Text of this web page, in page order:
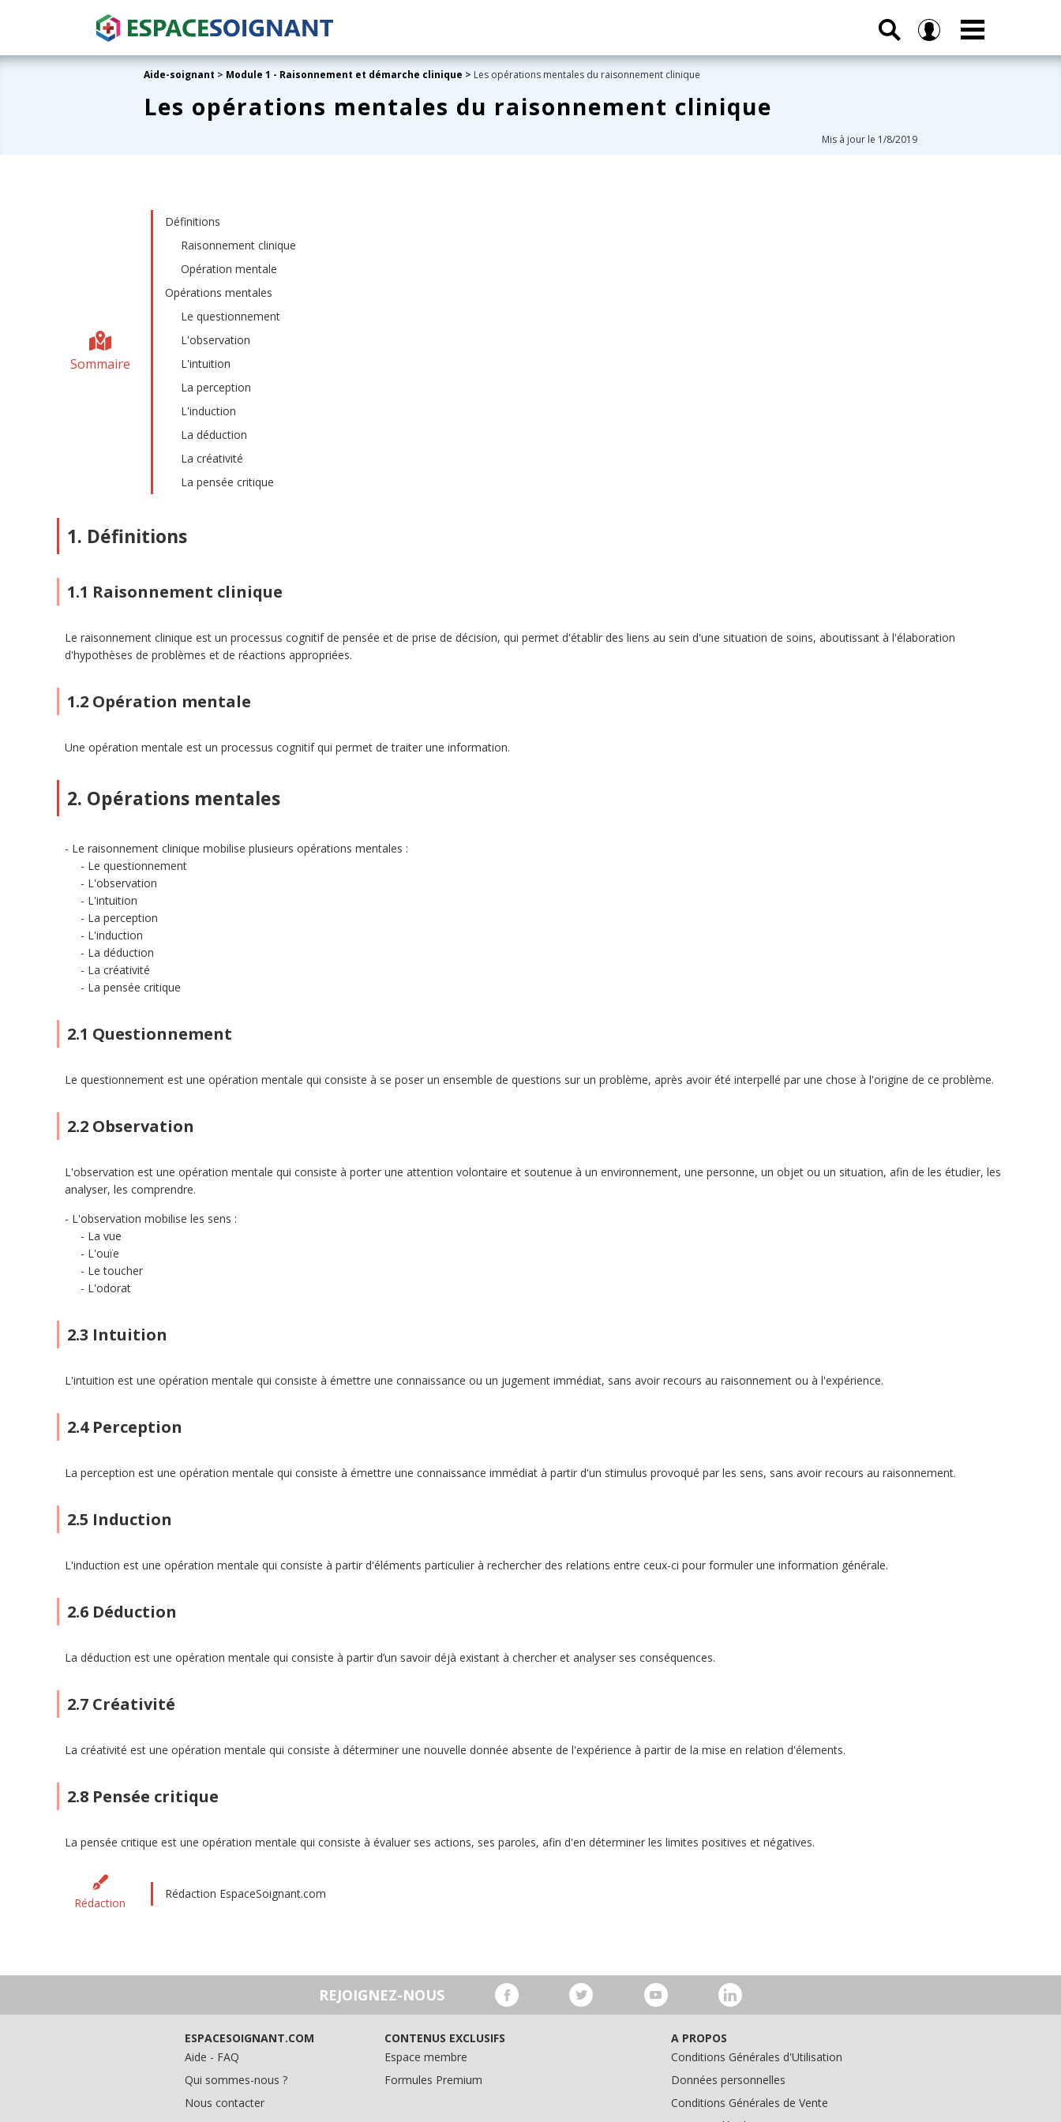
Aide-soignant > Module 1 - Raisonnement et démarche clinique > Les opérations mentales du raisonnement clinique
Les opérations mentales du raisonnement clinique
Mis à jour le 1/8/2019
Sommaire
Définitions
Raisonnement clinique
Opération mentale
Opérations mentales
Le questionnement
L'observation
L'intuition
La perception
L'induction
La déduction
La créativité
La pensée critique
1. Définitions
1.1 Raisonnement clinique
Le raisonnement clinique est un processus cognitif de pensée et de prise de décision, qui permet d'établir des liens au sein d'une situation de soins, aboutissant à l'élaboration
d'hypothèses de problèmes et de réactions appropriées.
1.2 Opération mentale
Une opération mentale est un processus cognitif qui permet de traiter une information.
2. Opérations mentales
Le raisonnement clinique mobilise plusieurs opérations mentales :
Le questionnement
L'observation
L'intuition
La perception
L'induction
La déduction
La créativité
La pensée critique
2.1 Questionnement
Le questionnement est une opération mentale qui consiste à se poser un ensemble de questions sur un problème, après avoir été interpellé par une chose à l'origine de ce problème.
2.2 Observation
L'observation est une opération mentale qui consiste à porter une attention volontaire et soutenue à un environnement, une personne, un objet ou un situation, afin de les étudier, les
analyser, les comprendre.
L'observation mobilise les sens :
La vue
L'ouïe
Le toucher
L'odorat
2.3 Intuition
L'intuition est une opération mentale qui consiste à émettre une connaissance ou un jugement immédiat, sans avoir recours au raisonnement ou à l'expérience.
2.4 Perception
La perception est une opération mentale qui consiste à émettre une connaissance immédiat à partir d'un stimulus provoqué par les sens, sans avoir recours au raisonnement.
2.5 Induction
L'induction est une opération mentale qui consiste à partir d'éléments particulier à rechercher des relations entre ceux-ci pour formuler une information générale.
2.6 Déduction
La déduction est une opération mentale qui consiste à partir d’un savoir déjà existant à chercher et analyser ses conséquences.
2.7 Créativité
La créativité est une opération mentale qui consiste à déterminer une nouvelle donnée absente de l'expérience à partir de la mise en relation d'élements.
2.8 Pensée critique
La pensée critique est une opération mentale qui consiste à évaluer ses actions, ses paroles, afin d'en déterminer les limites positives et négatives.
Rédaction
Rédaction EspaceSoignant.com
REJOIGNEZ-NOUS
ESPACESOIGNANT.COM
Aide - FAQ
Qui sommes-nous ?
Nous contacter
CONTENUS EXCLUSIFS
Espace membre
Formules Premium
A PROPOS
Conditions Générales d'Utilisation
Données personnelles
Conditions Générales de Vente